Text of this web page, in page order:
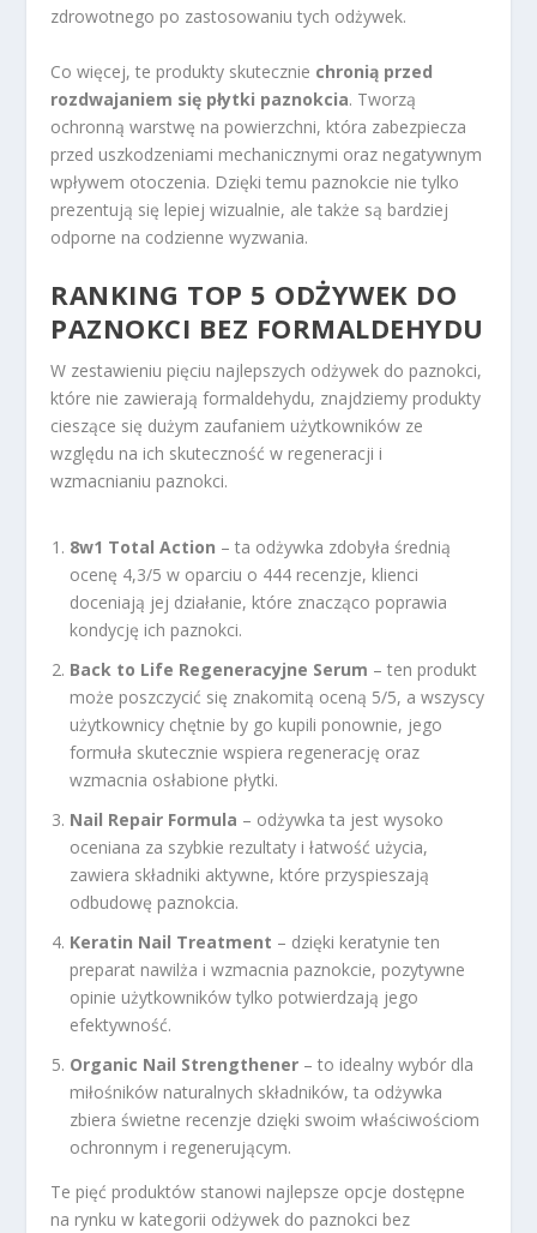
zdrowotnego po zastosowaniu tych odżywek.
Co więcej, te produkty skutecznie chronią przed
rozdwajaniem się płytki paznokcia. Tworzą
ochronną warstwę na powierzchni, która zabezpiecza
przed uszkodzeniami mechanicznymi oraz negatywnym
wpływem otoczenia. Dzięki temu paznokcie nie tylko
prezentują się lepiej wizualnie, ale także są bardziej
odporne na codzienne wyzwania.
RANKING TOP 5 ODŻYWEK DO
PAZNOKCI BEZ FORMALDEHYDU
W zestawieniu pięciu najlepszych odżywek do paznokci,
które nie zawierają formaldehydu, znajdziemy produkty
cieszące się dużym zaufaniem użytkowników ze
względu na ich skuteczność w regeneracji i
wzmacnianiu paznokci.
8w1 Total Action – ta odżywka zdobyła średnią
ocenę 4,3/5 w oparciu o 444 recenzje, klienci
doceniają jej działanie, które znacząco poprawia
kondycję ich paznokci.
Back to Life Regeneracyjne Serum – ten produkt
może poszczycić się znakomitą oceną 5/5, a wszyscy
użytkownicy chętnie by go kupili ponownie, jego
formuła skutecznie wspiera regenerację oraz
wzmacnia osłabione płytki.
Nail Repair Formula – odżywka ta jest wysoko
oceniana za szybkie rezultaty i łatwość użycia,
zawiera składniki aktywne, które przyspieszają
odbudowę paznokcia.
Keratin Nail Treatment – dzięki keratynie ten
preparat nawilża i wzmacnia paznokcie, pozytywne
opinie użytkowników tylko potwierdzają jego
efektywność.
Organic Nail Strengthener – to idealny wybór dla
miłośników naturalnych składników, ta odżywka
zbiera świetne recenzje dzięki swoim właściwościom
ochronnym i regenerującym.
Te pięć produktów stanowi najlepsze opcje dostępne
na rynku w kategorii odżywek do paznokci bez